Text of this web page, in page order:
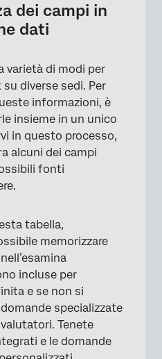
dei campi in
dati
varietà di modi per
diverse sedi. Per
informazioni, è
insieme in un unico
in questo processo,
alcuni dei campi
fonti
tabella,
memorizzare
incluse per
e se non si
specializzate
Tenete
e le domande